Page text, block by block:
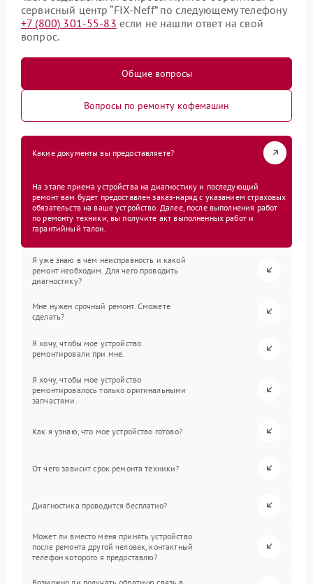
сервисный центр “FIX-Neff” по следующему телефону
+7 (800) 301-55-83 если не нашли ответ на свой
вопрос.
Общие вопросы
Вопросы по ремонту кофемашин
Какие документы вы предоставляете?
На этапе приема устройства на диагностику и последующий
ремонт вам будет предоставлен заказ-наряд с указанием страховых
обязательств на ваше устройство. Далее, после выполнения работ
по ремонту техники, вы получите акт выполненных работ и
гарантийный талон.
Я уже знаю в чем неисправность и какой
ремонт необходим. Для чего проводить
диагностику?
Мне нужен срочный ремонт. Сможете
сделать?
Я хочу, чтобы мое устройство
ремонтировали при мне.
Я хочу, чтобы мое устройство
ремонтировалось только оригинальными
запчастями.
Как я узнаю, что мое устройство готово?
От чего зависит срок ремонта техники?
Диагностика проводится бесплатно?
Может ли вместо меня принять устройство
после ремонта другой человек, контактный
телефон которого я предоставлю?